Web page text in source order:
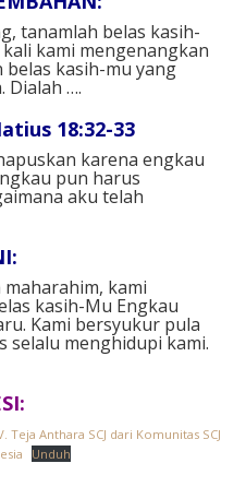
tanamlah belas kasih-
kami mengenangkan
kasih-mu yang
Dialah ….
18:32-33
karena engkau
pun harus
aku telah
kami
kasih-Mu Engkau
Kami bersyukur pula
selalu menghidupi kami.
Teja Anthara SCJ dari Komunitas SCJ
Unduh